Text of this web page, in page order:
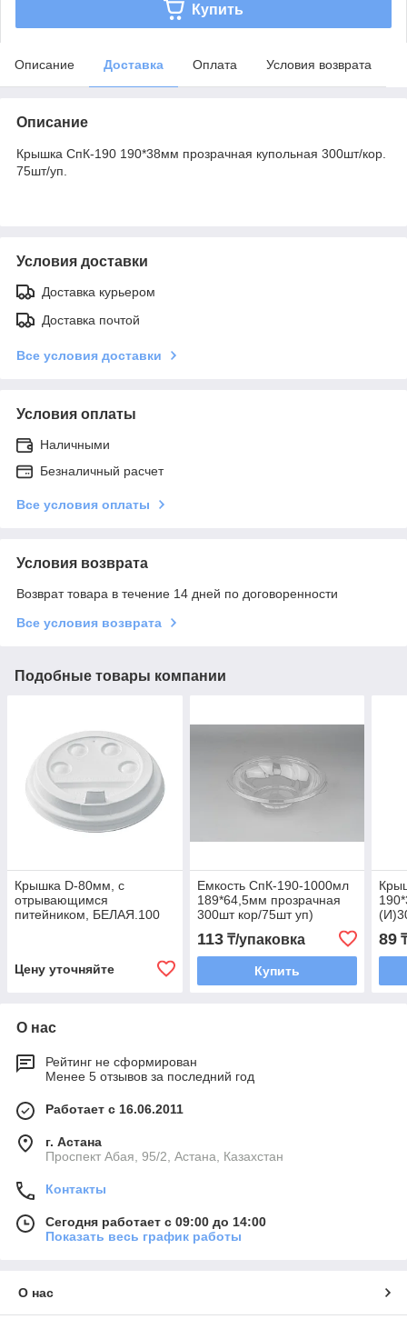
Купить
Описание Доставка Оплата Условия возврата
Описание
Крышка СпК-190 190*38мм прозрачная купольная 300шт/кор.
75шт/уп.
Условия доставки
Доставка курьером
Доставка почтой
Все условия доставки
Условия оплаты
Наличными
Безналичный расчет
Все условия оплаты
Условия возврата
Возврат товара в течение 14 дней по договоренности
Все условия возврата
Подобные товары компании
Крышка D-80мм, с
отрывающимся
питейником, БЕЛАЯ.100
Цену уточняйте
Емкость СпК-190-1000мл
189*64,5мм прозрачная
300шт кор/75шт уп)
113₸/упаковка
Купить
89
О нас
Рейтинг не сформирован
Менее 5 отзывов за последний год
Работает с 16.06.2011
г. Астана
​Проспект Абая, 95/2, Астана, Казахстан
Контакты
Сегодня работает с 09:00 до 14:00
Показать весь график работы
О нас